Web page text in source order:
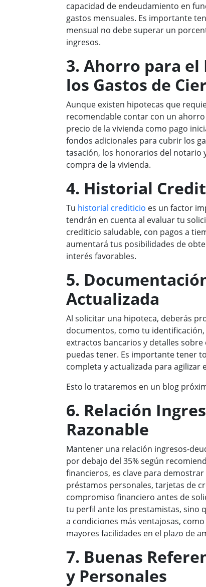
capacidad de endeudamiento en
gastos mensuales. Es importante
mensual no debe superar un
ingresos.
3. Ahorro para el
los Gastos de
Aunque existen hipotecas que
recomendable contar con un
precio de la vivienda como pago
fondos adicionales para cubrir los
tasación, los honorarios del notario
compra de la vivienda.
4. Historial
Tu historial crediticio es un factor
tendrán en cuenta al evaluar tu
crediticio saludable, con pagos a
aumentará tus posibilidades de
interés favorables.
5.
Actualizada
Al solicitar una hipoteca, deberás
documentos, como tu
extractos bancarios y detalles
puedas tener. Es importante tener
completa y actualizada para agilizar
Esto lo trataremos en un blog
6. Relación
Razonable
Mantener una relación ingresos-
por debajo del 35% según
financieros, es clave para
préstamos personales, tarjetas de
compromiso financiero antes de
tu perfil ante los prestamistas, sino
a condiciones más ventajosas,
mayores facilidades en el plazo de
7. Buenas
y Personales